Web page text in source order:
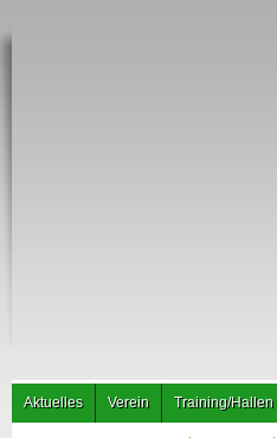
Aktuelles Verein Training/Hallen